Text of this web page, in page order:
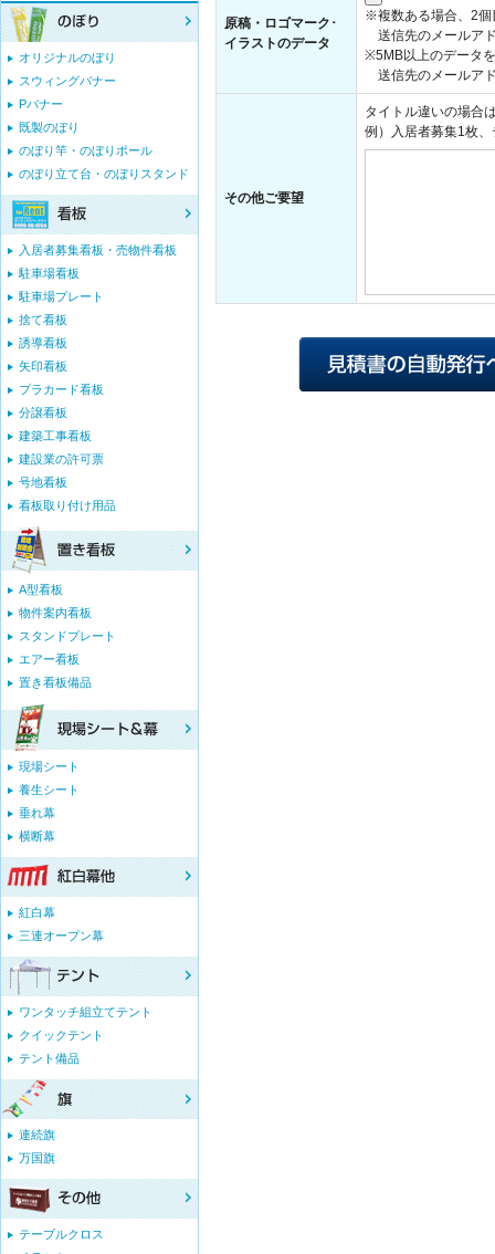
原稿・ロゴマーク･
イラストのデータ
※複数ある場合、2個
送信先のメールア
※5MB以上のデータ
送信先のメールア
その他ご要望
タイトル違いの場合
例）入居者募集1枚
オリジナルのぼり
スウィングバナー
Pバナー
既製のぼり
のぼり竿・のぼりポール
のぼり立て台・のぼりスタンド
入居者募集看板・売物件看板
駐車場看板
駐車場プレート
捨て看板
誘導看板
矢印看板
プラカード看板
分譲看板
建築工事看板
建設業の許可票
号地看板
看板取り付け用品
A型看板
物件案内看板
スタンドプレート
エアー看板
置き看板備品
現場シート
養生シート
垂れ幕
横断幕
紅白幕
三連オープン幕
ワンタッチ組立てテント
クイックテント
テント備品
連続旗
万国旗
テーブルクロス